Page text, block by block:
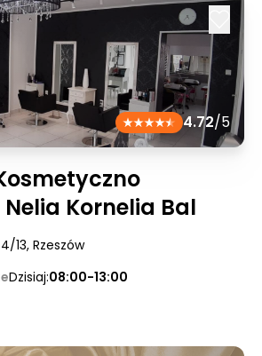
4.72/5
Nelia Kornelia Bal
13, Rzeszów
Dzisiaj:08:00-13:00